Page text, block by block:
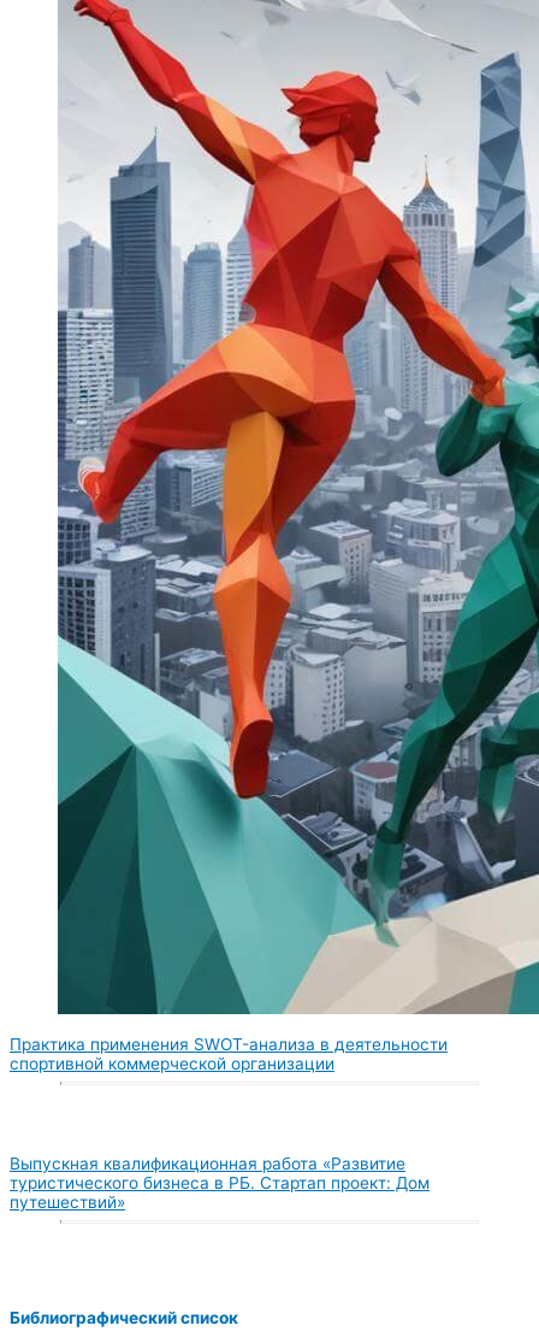
Практика применения SWOT-анализа в деятельности
спортивной коммерческой организации
Выпускная квалификационная работа «Развитие
туристического бизнеса в РБ. Стартап проект: Дом
путешествий»
Библиографический список